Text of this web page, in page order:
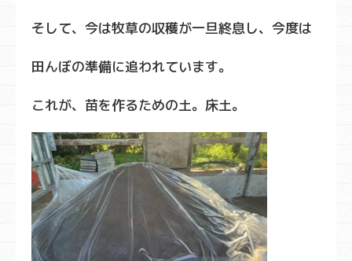
そして、今は牧草の収穫が一旦終息し、今度は
田んぼの準備に追われています。
これが、苗を作るための土。床土。